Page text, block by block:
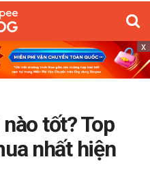
x
tốt? Top
nhất hiện